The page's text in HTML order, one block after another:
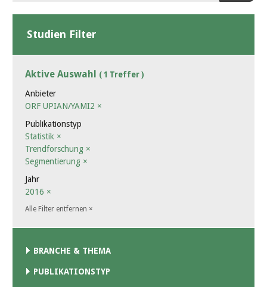
Studien Filter
Aktive Auswahl ( 1 Treffer )
Anbieter
ORF UPIAN/YAMI2 ×
Publikationstyp
Statistik ×
Trendforschung ×
Segmentierung ×
Jahr
2016 ×
Alle Filter entfernen ×
BRANCHE & THEMA
PUBLIKATIONSTYP